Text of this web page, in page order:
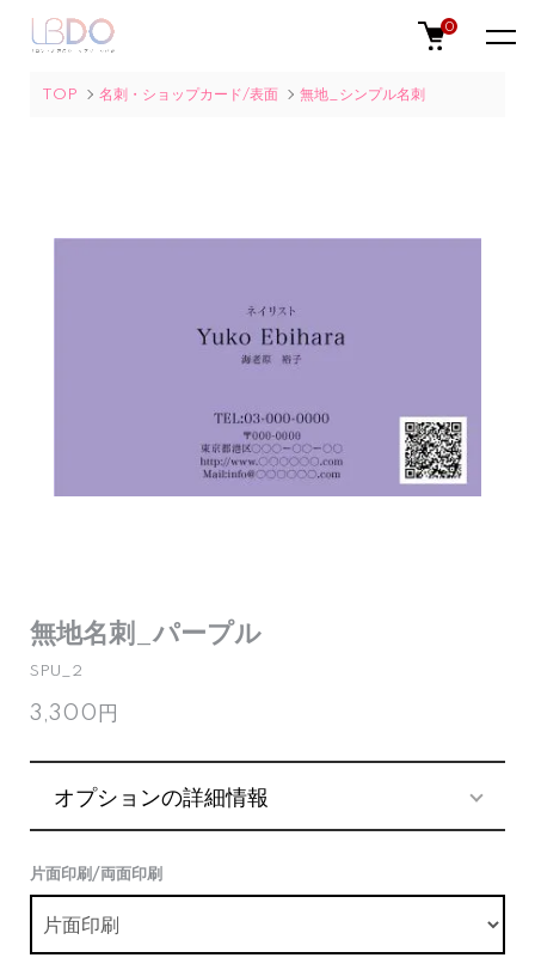
0
TOP 名刺・ショップカード/表面 無地_シンプル名刺
無地名刺_パープル
SPU_2
3,300円
オプションの詳細情報
片面印刷/両面印刷